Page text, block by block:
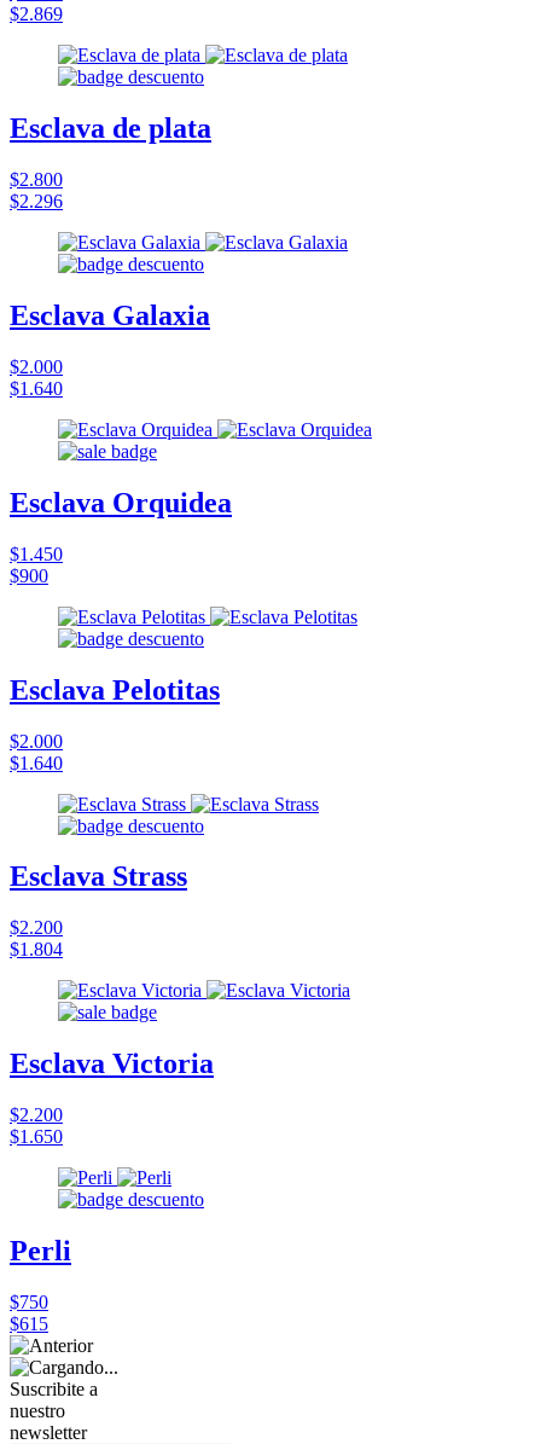
$2.869
Esclava de plata
$2.800
$2.296
Esclava Galaxia
$2.000
$1.640
Esclava Orquidea
$1.450
$900
Esclava Pelotitas
$2.000
$1.640
Esclava Strass
$2.200
$1.804
Esclava Victoria
$2.200
$1.650
Perli
$750
$615
Suscribite a
nuestro
newsletter